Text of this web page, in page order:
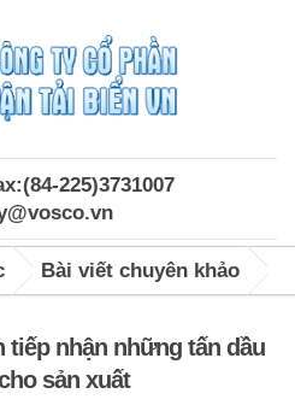
225)3731007
Bài viết chuyên khảo
tiếp nhận những tấn dầu
sản xuất